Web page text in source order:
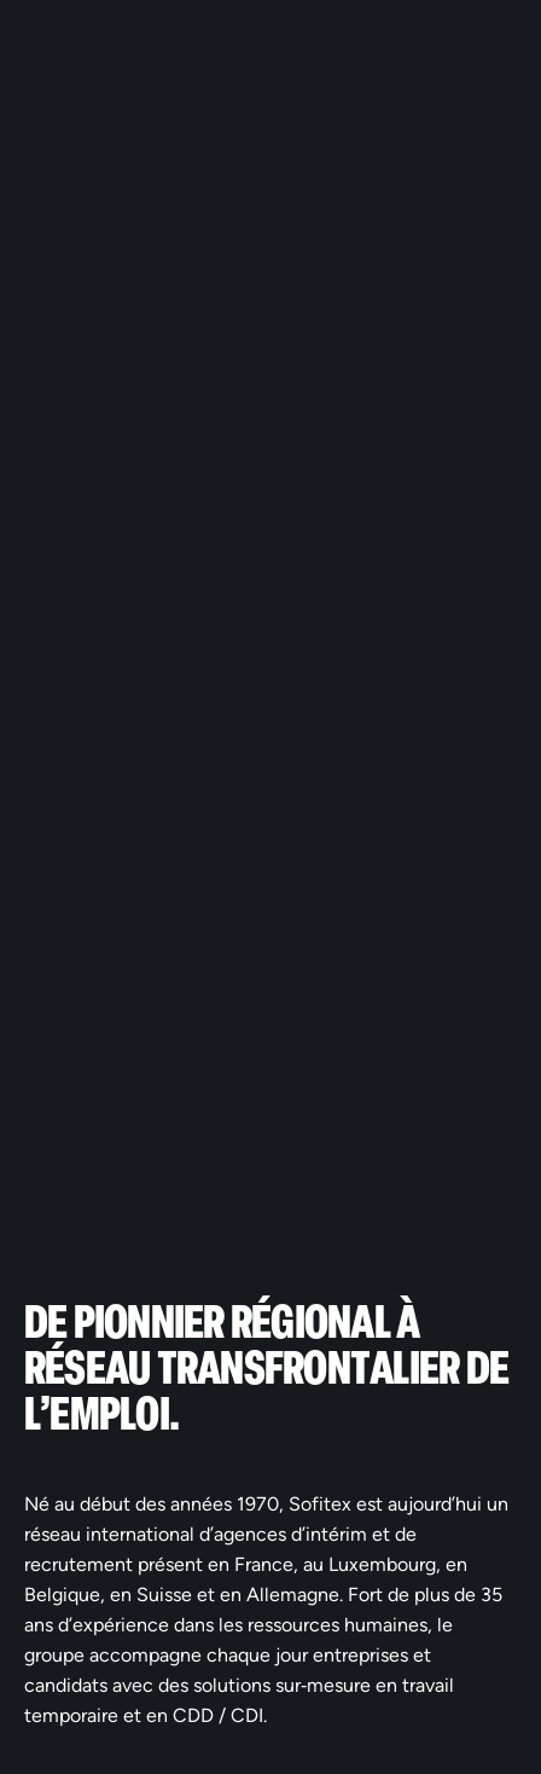
DE PIONNIER RÉGIONAL À
RÉSEAU TRANSFRONTALIER DE
L’EMPLOI.
Né au début des années 1970, Sofitex est aujourd’hui un
réseau international d’agences d’intérim et de
recrutement présent en France, au Luxembourg, en
Belgique, en Suisse et en Allemagne. Fort de plus de 35
ans d’expérience dans les ressources humaines, le
groupe accompagne chaque jour entreprises et
candidats avec des solutions sur‑mesure en travail
temporaire et en CDD / CDI.